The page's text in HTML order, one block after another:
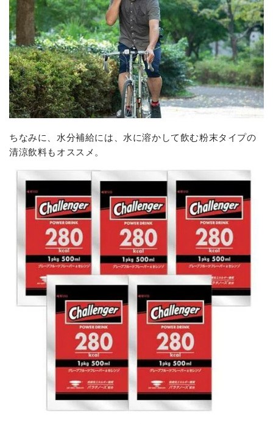
ちなみに、水分補給には、水に溶かして飲む粉末タイプの
清涼飲料もオススメ。